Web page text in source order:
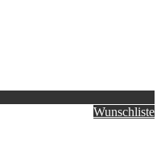
Wunschliste